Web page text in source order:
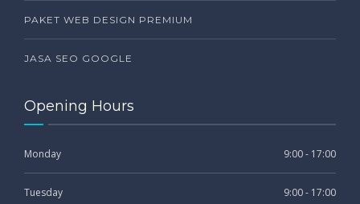
PAKET WEB DESIGN PREMIUM
JASA SEO GOOGLE
Opening Hours
Monday 9:00 - 17:00
Tuesday 9:00 - 17:00